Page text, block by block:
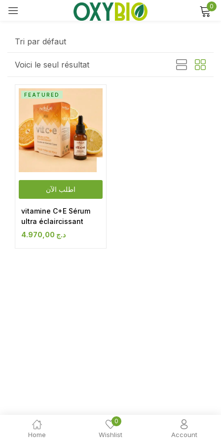
0
Home
0
Wishlist Account
Voici le seul résultat
Tri par défaut
اطلب الآن
FEATURED
vitamine C+E Sérum
ultra éclaircissant
د.ج
Remember me
Create an account